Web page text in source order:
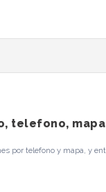
telefono,
por telefono y mapa, y